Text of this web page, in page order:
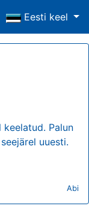
Eesti keel
keelatud. Palun
uuesti.
Abi